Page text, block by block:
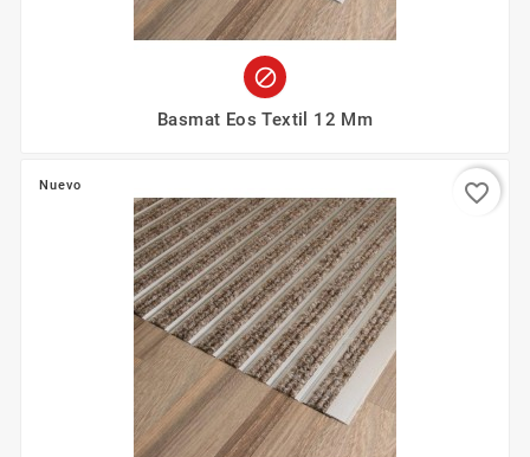

Basmat Eos Textil 12 Mm
Nuevo favorite_border